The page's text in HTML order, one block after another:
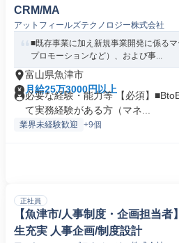
CRM/MA
アットフィールズテクノロジー株式会社
■既存事業に加え新規事業開発に係るマ
プロモーションなど）、および事...
富山県魚津市
月給25万3000円以上
必要な経験・能力等 【必須】
て実務経験がある方（マネ...
業界未経験歓迎 +9個
正社員
【魚津市/人事制度・企画担当
生充実 人事企画/制度設計